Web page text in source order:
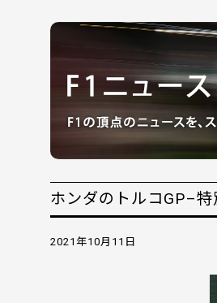
ホンダのトルコGP–
2021年10月11日